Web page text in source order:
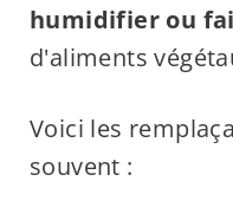
humidifier ou
d'aliments
Voici les
souvent :